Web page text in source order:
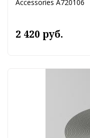
Accessories A720106
2 420 руб.